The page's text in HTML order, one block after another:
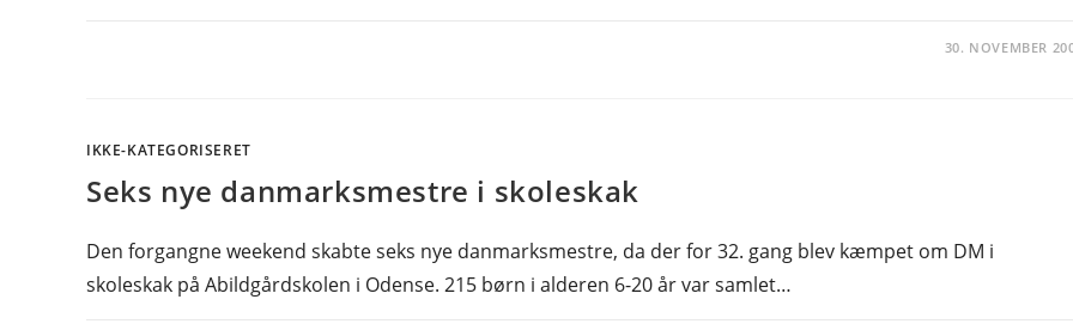
30. NOVEMBER
IKKE-KATEGORISERET
Seks nye danmarksmestre i skoleskak
Den forgangne weekend skabte seks nye danmarksmestre, da der for 32. gang blev kæmpet om DM i
skoleskak på Abildgårdskolen i Odense. 215 børn i alderen 6-20 år var samlet…